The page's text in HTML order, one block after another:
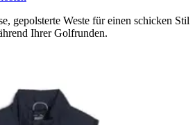
gepolsterte Weste für einen schicken Stil
Ihrer Golfrunden.